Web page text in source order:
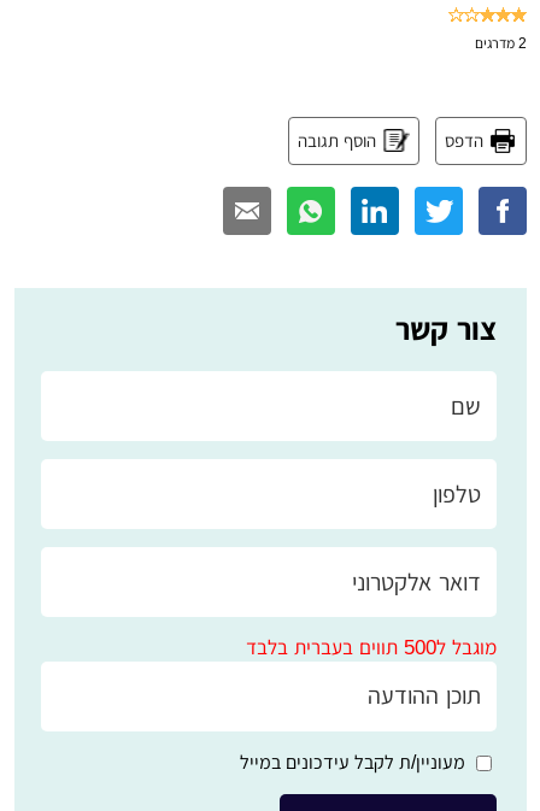
צור קשר
מוגבל ל500 תווים בעברית בלבד
מעוניין/ת לקבל עידכונים במייל
2 מדרגים
הדפס הוסף תגובה